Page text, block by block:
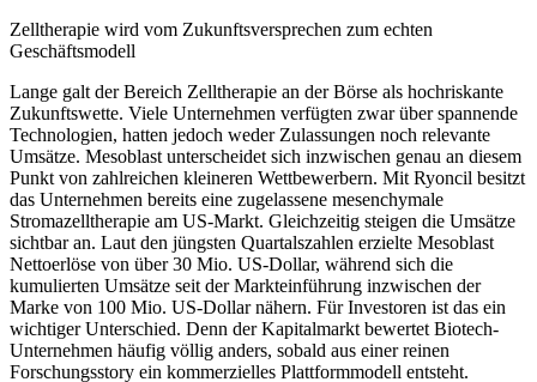
Zelltherapie wird vom Zukunftsversprechen zum echten
Geschäftsmodell
Lange galt der Bereich Zelltherapie an der Börse als hochriskante
Zukunftswette. Viele Unternehmen verfügten zwar über spannende
Technologien, hatten jedoch weder Zulassungen noch relevante
Umsätze. Mesoblast unterscheidet sich inzwischen genau an diesem
Punkt von zahlreichen kleineren Wettbewerbern. Mit Ryoncil besitzt
das Unternehmen bereits eine zugelassene mesenchymale
Stromazelltherapie am US-Markt. Gleichzeitig steigen die Umsätze
sichtbar an. Laut den jüngsten Quartalszahlen erzielte Mesoblast
Nettoerlöse von über 30 Mio. US-Dollar, während sich die
kumulierten Umsätze seit der Markteinführung inzwischen der
Marke von 100 Mio. US-Dollar nähern. Für Investoren ist das ein
wichtiger Unterschied. Denn der Kapitalmarkt bewertet Biotech-
Unternehmen häufig völlig anders, sobald aus einer reinen
Forschungsstory ein kommerzielles Plattformmodell entsteht.